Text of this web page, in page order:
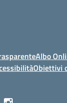
Albo
Obiettivi